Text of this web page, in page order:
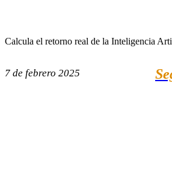
Calcula el retorno real de la Inteligencia
7 de febrero 2025